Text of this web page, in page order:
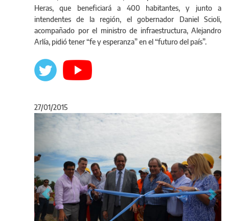
Heras, que beneficiará a 400 habitantes, y junto a
intendentes de la región, el gobernador Daniel Scioli,
acompañado por el ministro de infraestructura, Alejandro
Arlía, pidió tener “fe y esperanza” en el “futuro del país”.
27/01/2015
Anterior